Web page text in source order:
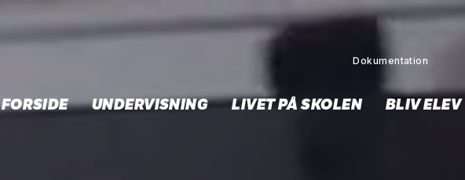
Dokumentation
FORSIDE UNDERVISNING LIVET PÅ SKOLEN BLIV ELEV